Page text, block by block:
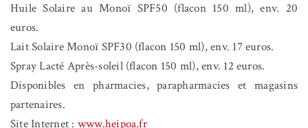
Huile Solaire au Monoï SPF50 (flacon 150 ml), env. 20
euros.
Lait Solaire Monoï SPF30 (flacon 150 ml), env. 17 euros.
Spray Lacté Après-soleil (flacon 150 ml), env. 12 euros.
Disponibles en pharmacies, parapharmacies et magasins
partenaires.
Site Internet : www.heipoa.fr